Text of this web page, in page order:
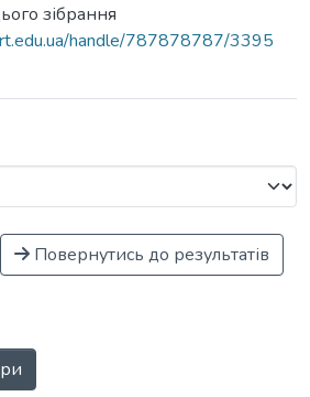
зібрання
handle/787878787/3395
Повернутись до результатів